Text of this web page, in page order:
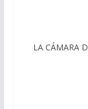
LA CÁMARA